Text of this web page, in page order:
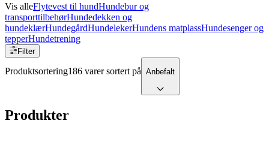
Vis alleFlytevest til hundHundebur og
transporttilbehørHundedekken og
hundeklærHundegårdHundelekerHundens matplassHundesenger og
tepperHundetrening
Filter
Produktsortering186 varer sortert på Anbefalt
Produkter